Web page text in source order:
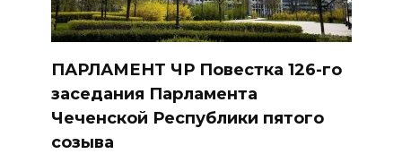
ПАРЛАМЕНТ ЧР Повестка 126-го
заседания Парламента
Чеченской Республики пятого
созыва